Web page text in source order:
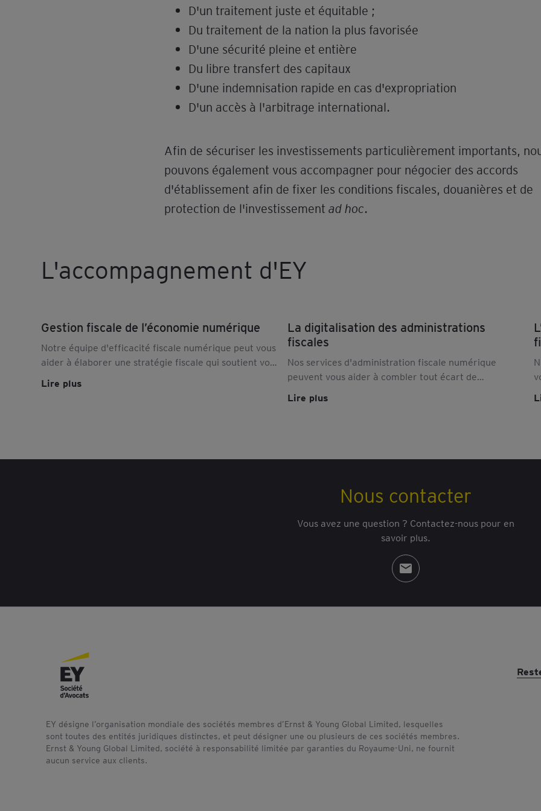
D'un traitement juste et équitable ;
Du traitement de la nation la plus favorisée
D'une sécurité pleine et entière
Du libre transfert des capitaux
D'une indemnisation rapide en cas d'expropriation
D'un accès à l'arbitrage international.
Afin de sécuriser les investissements particulièrement importants,
pouvons également vous accompagner pour négocier des accords
d'établissement afin de fixer les conditions fiscales, douanières et de
protection de l'investissement ad hoc.
L'accompagnement d'EY
Gestion fiscale de l’économie numérique
Notre équipe d'efficacité fiscale numérique peut vous
aider à élaborer une stratégie fiscale qui soutient vos
investissement. Découvrez notre offre.
Lire plus
La digitalisation des administrations
fiscales
Nos services d'administration fiscale numérique
peuvent vous aider à combler tout écart de
les nouvelles exigences de déclaration. En savoir plus.
Lire plus
Nous contacter
Vous avez une question ? Contactez-nous pour en
savoir plus.
EY désigne l’organisation mondiale des sociétés membres d’Ernst & Young Global Limited, lesquelles
sont toutes des entités juridiques distinctes, et peut désigner une ou plusieurs de ces sociétés membres.
Ernst & Young Global Limited, société à responsabilité limitée par garanties du Royaume-Uni, ne fournit
aucun service aux clients.